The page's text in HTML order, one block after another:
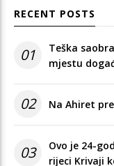
RECENT POSTS
01
Teška
mjestu
02 Na Ahiret
03
Ovo je 24-
rijeci Krivaji